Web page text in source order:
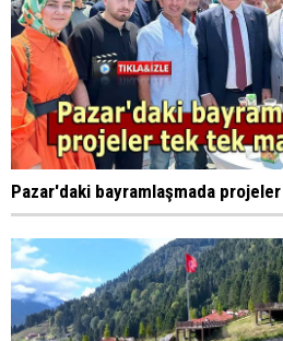
Pazar'daki bayramlaşmada projeler